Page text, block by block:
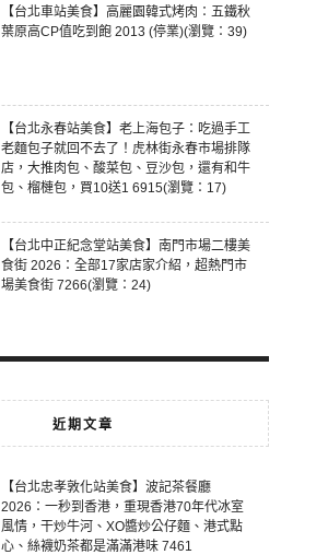
【台北車站美食】高麗園韓式烤肉：五鐵秋
葉原高CP值吃到飽 2013 (停業)(瀏覽：39)
【台北永春站美食】老上海包子：吃過手工
老麵包子就回不去了！虎林街永春市場排隊
店，大推肉包、酸菜包、豆沙包，還有和牛
包、榴槤包，買10送1 6915(瀏覽：17)
【台北中正紀念堂站美食】南門市場二樓美
食街 2026：全部17家店家介紹，超熱門市
場美食街 7266(瀏覽：24)
近期文章
【台北忠孝敦化站美食】波記茶餐廳
2026：一秒到香港，重現香港70年代冰室
風情，干炒牛河、XO醬炒公仔麵、港式點
心、絲襪奶茶都是滿滿港味 7461